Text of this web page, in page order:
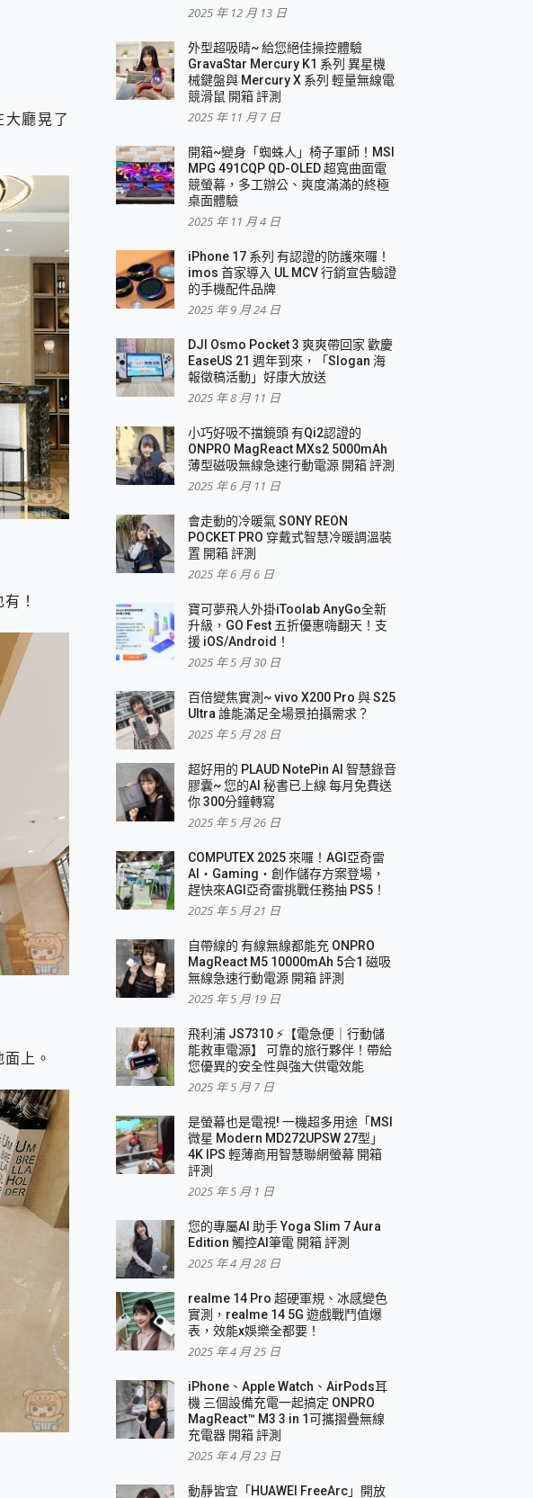
廳晃了
！
上。
2025 年 12 月 13 日
外型超吸晴~ 給您絕佳操控體驗
GravaStar Mercury K1 系列 異星機
械鍵盤與 Mercury X 系列 輕量無線電
競滑鼠 開箱 評測
2025 年 11 月 7 日
開箱~變身「蜘蛛人」椅子軍師！MSI
MPG 491CQP QD-OLED 超寬曲面電
競螢幕，多工辦公、爽度滿滿的終極
桌面體驗
2025 年 11 月 4 日
iPhone 17 系列 有認證的防護來囉！
imos 首家導入 UL MCV 行銷宣告驗證
的手機配件品牌
2025 年 9 月 24 日
DJI Osmo Pocket 3 爽爽帶回家 歡慶
EaseUS 21 週年到來，「Slogan 海
報徵稿活動」好康大放送
2025 年 8 月 11 日
小巧好吸不擋鏡頭 有Qi2認證的
ONPRO MagReact MXs2 5000mAh
薄型磁吸無線急速行動電源 開箱 評測
2025 年 6 月 11 日
會走動的冷暖氣 SONY REON
POCKET PRO 穿戴式智慧冷暖調溫裝
置 開箱 評測
2025 年 6 月 6 日
寶可夢飛人外掛iToolab AnyGo全新
升級，GO Fest 五折優惠嗨翻天！支
援 iOS/Android！
2025 年 5 月 30 日
百倍變焦實測~ vivo X200 Pro 與 S25
Ultra 誰能滿足全場景拍攝需求？
2025 年 5 月 28 日
超好用的 PLAUD NotePin AI 智慧錄音
膠囊~ 您的AI 秘書已上線 每月免費送
你 300分鐘轉寫
2025 年 5 月 26 日
COMPUTEX 2025 來囉！AGI亞奇雷
AI・Gaming・創作儲存方案登場，
趕快來AGI亞奇雷挑戰任務抽 PS5！
2025 年 5 月 21 日
自帶線的 有線無線都能充 ONPRO
MagReact M5 10000mAh 5合1 磁吸
無線急速行動電源 開箱 評測
2025 年 5 月 19 日
飛利浦 JS7310 ⚡【電急便｜行動儲
能救車電源】 可靠的旅行夥伴！帶給
您優異的安全性與強大供電效能
2025 年 5 月 7 日
是螢幕也是電視! 一機超多用途「MSI
微星 Modern MD272UPSW 27型」
4K IPS 輕薄商用智慧聯網螢幕 開箱
評測
2025 年 5 月 1 日
您的專屬AI 助手 Yoga Slim 7 Aura
Edition 觸控AI筆電 開箱 評測
2025 年 4 月 28 日
realme 14 Pro 超硬軍規、冰感變色
實測，realme 14 5G 遊戲戰鬥值爆
表，效能x娛樂全都要！
2025 年 4 月 25 日
iPhone、Apple Watch、AirPods耳
機 三個設備充電一起搞定 ONPRO
MagReact™ M3 3 in 1可攜摺疊無線
充電器 開箱 評測
2025 年 4 月 23 日
動靜皆宜「HUAWEI FreeArc」開放